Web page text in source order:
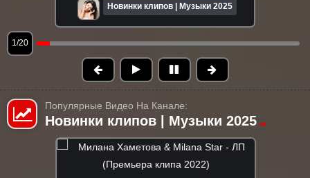
Новинки клипов | Музыки 2025
1/20
Популярные Видео На Канале:
Новинки клипов | Музыки 2025